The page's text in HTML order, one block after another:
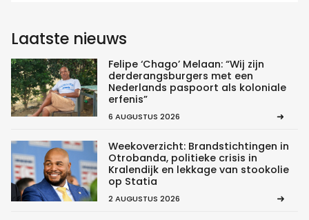
Laatste nieuws
Felipe ‘Chago’ Melaan: “Wij zijn
derderangsburgers met een
Nederlands paspoort als koloniale
erfenis”
6 AUGUSTUS 2026
Weekoverzicht: Brandstichtingen in
Otrobanda, politieke crisis in
Kralendijk en lekkage van stookolie
op Statia
2 AUGUSTUS 2026